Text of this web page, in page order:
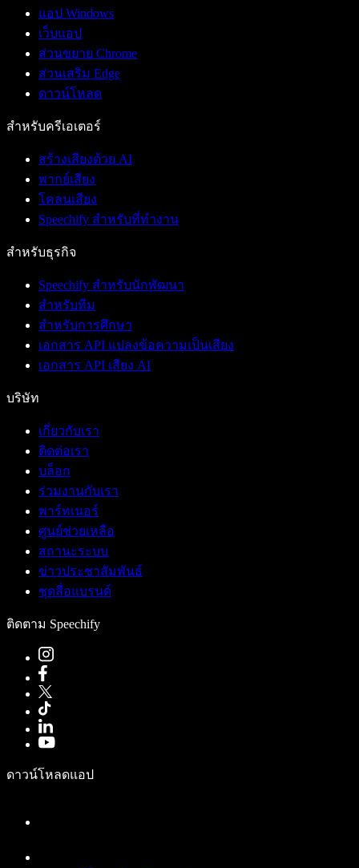
แอป Windows
เว็บแอป
ส่วนขยาย Chrome
ส่วนเสริม Edge
ดาวน์โหลด
สำหรับครีเอเตอร์
สร้างเสียงด้วย AI
พากย์เสียง
โคลนเสียง
Speechify สำหรับที่ทำงาน
สำหรับธุรกิจ
Speechify สำหรับนักพัฒนา
สำหรับทีม
สำหรับการศึกษา
เอกสาร API แปลงข้อความเป็นเสียง
เอกสาร API เสียง AI
บริษัท
เกี่ยวกับเรา
ติดต่อเรา
บล็อก
ร่วมงานกับเรา
พาร์ทเนอร์
ศูนย์ช่วยเหลือ
สถานะระบบ
ข่าวประชาสัมพันธ์
ชุดสื่อแบรนด์
ติดตาม Speechify
ดาวน์โหลดแอป